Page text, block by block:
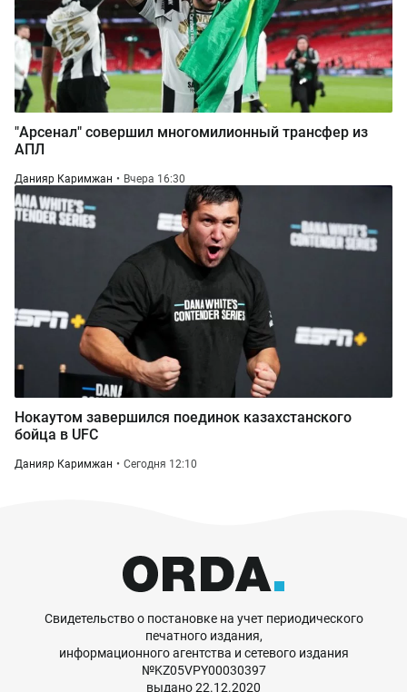
"Арсенал" совершил многомилионный трансфер из
АПЛ
Данияр Каримжан Вчера 16:30
Нокаутом завершился поединок казахстанского
бойца в UFC
Данияр Каримжан Сегодня 12:10
Свидетельство о постановке на учет периодического
печатного издания,
информационного агентства и сетевого издания
№KZ05VPY00030397
выдано 22.12.2020